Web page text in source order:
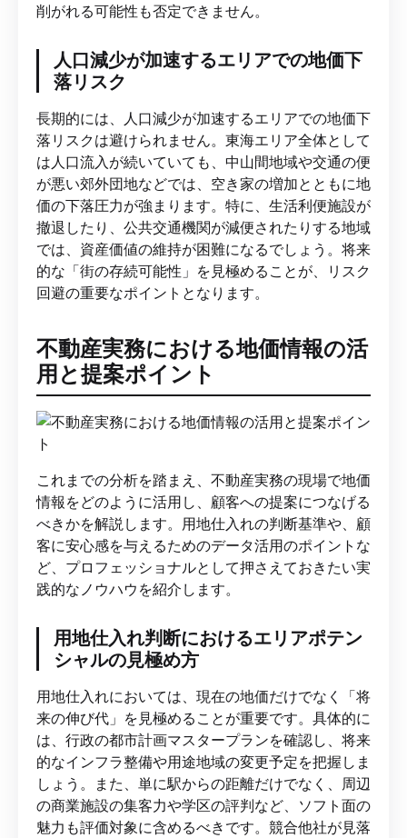
削がれる可能性も否定できません。
人口減少が加速するエリアでの地価下
落リスク
長期的には、人口減少が加速するエリアでの地価下
落リスクは避けられません。東海エリア全体として
は人口流入が続いていても、中山間地域や交通の便
が悪い郊外団地などでは、空き家の増加とともに地
価の下落圧力が強まります。特に、生活利便施設が
撤退したり、公共交通機関が減便されたりする地域
では、資産価値の維持が困難になるでしょう。将来
的な「街の存続可能性」を見極めることが、リスク
回避の重要なポイントとなります。
不動産実務における地価情報の活
用と提案ポイント
これまでの分析を踏まえ、不動産実務の現場で地価
情報をどのように活用し、顧客への提案につなげる
べきかを解説します。用地仕入れの判断基準や、顧
客に安心感を与えるためのデータ活用のポイントな
ど、プロフェッショナルとして押さえておきたい実
践的なノウハウを紹介します。
用地仕入れ判断におけるエリアポテン
シャルの見極め方
用地仕入れにおいては、現在の地価だけでなく「将
来の伸び代」を見極めることが重要です。具体的に
は、行政の都市計画マスタープランを確認し、将来
的なインフラ整備や用途地域の変更予定を把握しま
しょう。また、単に駅からの距離だけでなく、周辺
の商業施設の集客力や学区の評判など、ソフト面の
魅力も評価対象に含めるべきです。競合他社が見落